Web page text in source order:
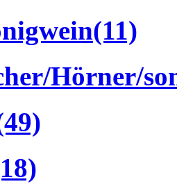
(11)
Hörner/